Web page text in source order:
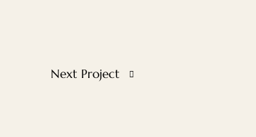
Next Project